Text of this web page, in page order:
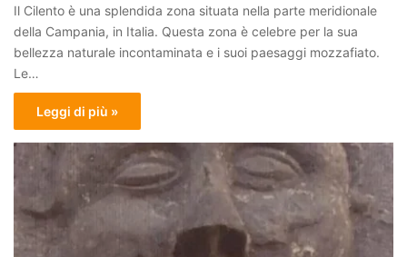
Il Cilento è una splendida zona situata nella parte meridionale
della Campania, in Italia. Questa zona è celebre per la sua
bellezza naturale incontaminata e i suoi paesaggi mozzafiato.
Le…
Leggi di più »